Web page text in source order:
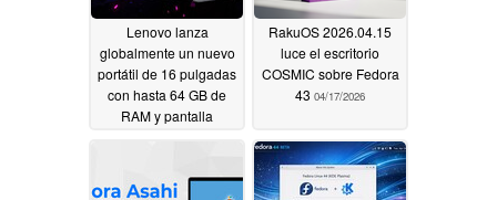
Lenovo lanza
globalmente un nuevo
portátil de 16 pulgadas
con hasta 64 GB de
RAM y pantalla
RakuOS 2026.04.15
luce el escritorio
COSMIC sobre Fedora
43 04/17/2026